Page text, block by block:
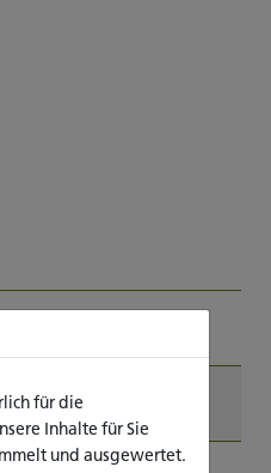
für die
Inhalte für Sie
und ausgewertet.